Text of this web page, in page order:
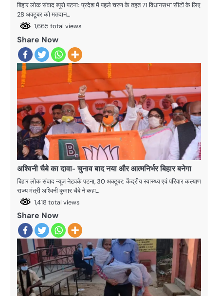
बिहार लोक संवाद ब्यूरो पटनाः प्रदेश में पहले चरण के तहत 71 विधानसभा सीटों के लिए
28 अक्टूबर को मतदान…
1,665 total views
Share Now
अश्विनी चैबे का दावा- चुनाव बाद नया और आत्मनिर्भर बिहार बनेगा
बिहार लोक संवाद न्यूज नेटवर्क पटना, 30 अक्टूबर: केंद्रीय स्वास्थ्य एवं परिवार कल्याण
राज्य मंत्री अश्विनी कुमार चैबे ने कहा…
1,418 total views
Share Now